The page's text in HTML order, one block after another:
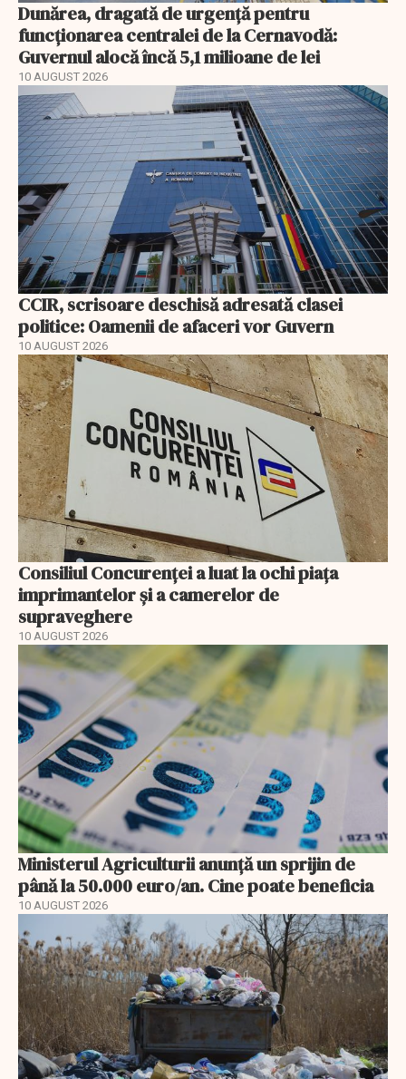
Dunărea, dragată de urgență pentru
funcţionarea centralei de la Cernavodă:
Guvernul alocă încă 5,1 milioane de lei
10 AUGUST 2026
CCIR, scrisoare deschisă adresată clasei
politice: Oamenii de afaceri vor Guvern
10 AUGUST 2026
Consiliul Concurenţei a luat la ochi piaţa
imprimantelor şi a camerelor de
supraveghere
10 AUGUST 2026
Ministerul Agriculturii anunţă un sprijin de
până la 50.000 euro/an. Cine poate beneficia
10 AUGUST 2026